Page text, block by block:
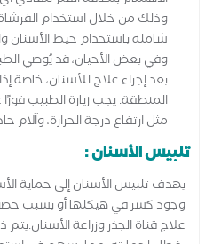
وذلك من خلال استخدام
شاملة باستخدام خيط الأسنان
وفي بعض الأحيان، قد يُوصي
بعد إجراء علاج للأسنان، خاصة
المنطقة. يجب زيارة الطبيب
مثل ارتفاع درجة الحرارة، وآلام
تلبيس الأسنان :
يهدف تلبيس الأسنان إلى حماية
وجود كسر في هيكلها أو بسبب
علاج قناة الجذر وزراعة